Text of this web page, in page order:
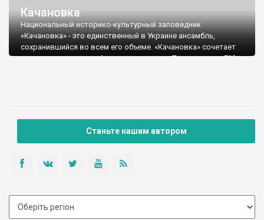
Качановка
Национальный историко-культурный заповедник
«Качановка» - это единственный в Украине ансамбль,
сохранившийся во всем его объеме. «Качановка» сочетает
регулярную и ландшафтную планировки. Территория – 732
его сын. С 1824 по 1866 г.
Станьте нашим автором